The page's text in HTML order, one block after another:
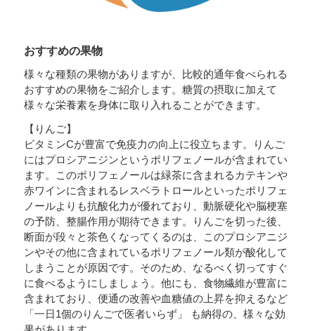
おすすめの果物
様々な種類の果物がありますが、比較的通年食べられる
おすすめの果物をご紹介します。糖質の摂取に加えて
様々な栄養素を身体に取り入れることができます。
【りんご】
ビタミンCが豊富で免疫力の向上に役立ちます。りんご
にはプロシアニジンというポリフェノールが含まれてい
ます。このポリフェノールは緑茶に含まれるカテキンや
赤ワインに含まれるレスベラトロールといったポリフェ
ノールよりも抗酸化力が優れており、動脈硬化や脳梗塞
の予防、整腸作用が期待できます。りんごを切った後、
断面が段々と茶色くなってくるのは、このプロシアニジ
ンやその他に含まれているポリフェノール類が酸化して
しまうことが原因です。そのため、なるべく切ってすぐ
に食べるようにしましょう。他にも、食物繊維が豊富に
含まれており、便通の改善や血糖値の上昇を抑えるなど
「一日1個のりんごで医者いらず」 も納得の、様々な効